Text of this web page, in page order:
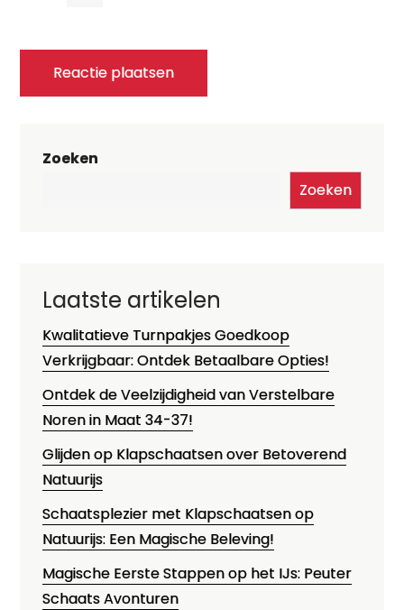
Zoeken
Zoeken
Laatste artikelen
Kwalitatieve Turnpakjes Goedkoop
Verkrijgbaar: Ontdek Betaalbare Opties!
Ontdek de Veelzijdigheid van Verstelbare
Noren in Maat 34-37!
Glijden op Klapschaatsen over Betoverend
Natuurijs
Schaatsplezier met Klapschaatsen op
Natuurijs: Een Magische Beleving!
Magische Eerste Stappen op het IJs: Peuter
Schaats Avonturen